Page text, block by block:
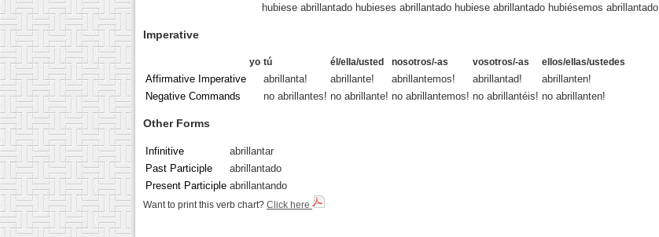
hubiese abrillantado hubieses abrillantado hubiese abrillantado hubiésemos abrillantado
Imperative
yo tú él/ella/usted nosotros/-as vosotros/-as ellos/ellas/ustedes
Affirmative Imperative abrillanta! abrillante! abrillantemos! abrillantad!
abrillanten!
Negative Commands
no abrillantes! no abrillante! no abrillantemos! no abrillantéis! no abrillanten!
Other Forms
Infinitive
abrillantar
Past Participle
abrillantado
Present Participle abrillantando
Want to print this verb chart? Click here